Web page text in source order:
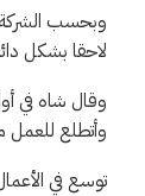
وبحسب الشركة،
لاحقا بشكل
وقال شاه في
وأتطلع للعمل
توسع في